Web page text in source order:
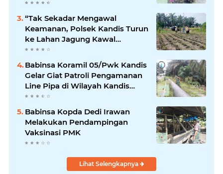
“Tak Sekadar Mengawal
Keamanan, Polsek Kandis Turun
ke Lahan Jagung Kawal
Ketahanan Pangan
Babinsa Koramil 05/Pwk Kandis
Gelar Giat Patroli Pengamanan
Line Pipa di Wilayah Kandis
Kandis
Babinsa Kopda Dedi Irawan
Melakukan Pendampingan
Vaksinasi PMK
Lihat Selengkapnya